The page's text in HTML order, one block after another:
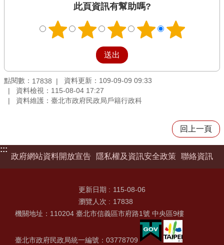
此頁資訊有幫助嗎?
點閱數： 17838
資料更新：109-09-09 09:33
資料檢視：115-08-04 17:27
資料維護：臺北市政府民政局戶籍行政科
回上一頁
:::
政府網站資料開放宣告
隱私權及資訊安全政策 聯絡資訊
更新日期
115-08-06
瀏覽人次
17838
機關地址：110204 臺北市信義區市府路1號 中央區9樓
臺北市政府民政局統一編號：03778709